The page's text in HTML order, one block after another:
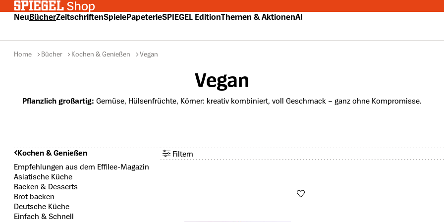
Hauptinhalt springen
Zur Suche springen
Zur Hauptnavigation springen
NeuBücherZeitschriftenSpielePapeterieSPIEGEL EditionThemen & AktionenAbo
Home Bücher Kochen & Genießen Vegan
Vegan
Pflanzlich großartig: Gemüse, Hülsenfrüchte, Körner: kreativ kombiniert, voll Geschmack – ganz ohne Kompromisse.
Kochen & Genießen
Empfehlungen aus dem Effilee-Magazin
Asiatische Küche
Backen & Desserts
Brot backen
Deutsche Küche
Einfach & Schnell
Filtern
Anzahl aktiver Filter: 0